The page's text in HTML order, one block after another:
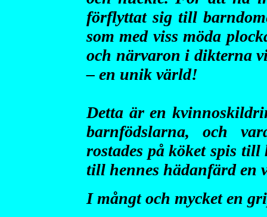
förflyttat sig till
som med viss möda
och närvaron i dikterna
– en unik värld!
Detta är en
barnfödslarna, och
rostades på köket spis
till hennes hädanfärd en
I mångt och mycket en